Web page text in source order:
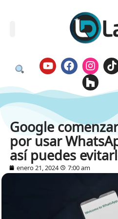
Google
por usar
así puedes
enero 21, 2024 7:00 am